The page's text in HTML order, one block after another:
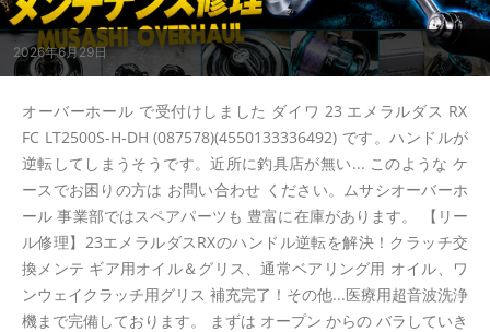
2026年6月29日
オーバーホール で受付けしました ダイワ 23 エメラルダス RX
FC LT2500S-H-DH (087578)(4550133336492) です。ハンドルが
逆転してしまうそうです。近所に釣具店が無い... このような ケ
ースでお困りの方は お問い合わせ ください。ムサシオーバーホ
ール 事業部ではスペアパーツも 豊富に在庫があります。 【リー
ル修理】23エメラルダスRXのハンドル逆転を解決！クラッチ交
換メンテ ギア用オイル＆グリス、通常ベアリング用 オイル、ワ
ンウェイクラッチ用グリス 補充完了！その他...医療用超音波洗浄
機まで完備しております。 まずは オープン からの バラしていき